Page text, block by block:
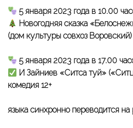
5 января 2023 года в 10.00
Новогодняя сказка
(дом культуры совхоз Воровский)
5 января 2023 года в 17.00
И Зайниев «Ситса туй»
(с
языка синхронно переводится на